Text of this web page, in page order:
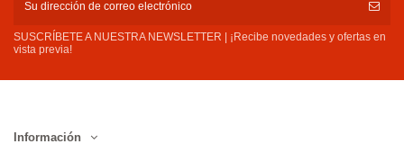
SUSCRÍBETE A NUESTRA NEWSLETTER | ¡Recibe novedades y ofertas en
vista previa!
Información